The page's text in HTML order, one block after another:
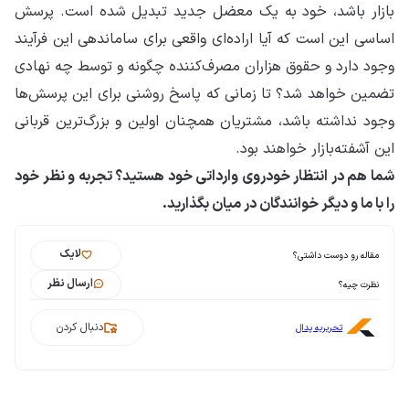
بازار باشد، خود به یک معضل جدید تبدیل شده است. پرسش
اساسی این است که آیا اراده‌ای واقعی برای ساماندهی این فرآیند
وجود دارد و حقوق هزاران مصرف‌کننده چگونه و توسط چه نهادی
تضمین خواهد شد؟ تا زمانی که پاسخ روشنی برای این پرسش‌ها
وجود نداشته باشد، مشتریان همچنان اولین و بزرگ‌ترین قربانی
این آشفته‌بازار خواهند بود.
شما هم در انتظار خودروی وارداتی خود هستید؟ تجربه و نظر خود
را با ما و دیگر خوانندگان در میان بگذارید.
مقاله رو دوست داشتی؟ لایک
نظرت چیه؟ ارسال نظر
تحریریه پدال دنبال کردن